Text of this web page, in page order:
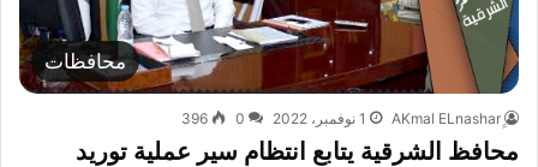
محافظات
1 نوفمبر، 2022 0
396
محافظ الشرقية يتابع انتظام سير عملية توريد